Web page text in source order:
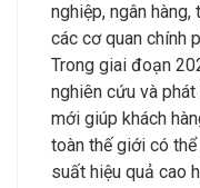
nghiệp, ngân
các cơ quan chính
Trong giai đoạn
nghiên cứu và
mới giúp khách
toàn thế giới có
suất hiệu quả cao